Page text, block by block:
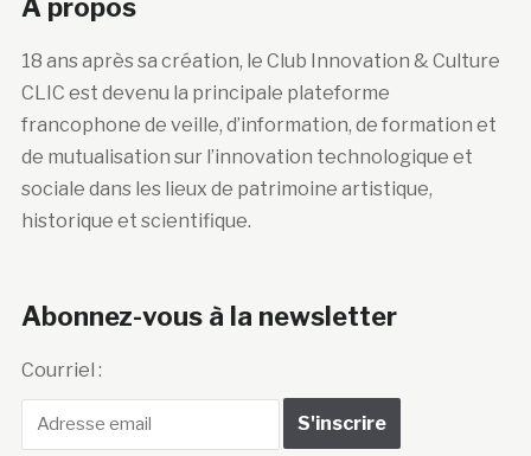
CLIC est devenu la principale plateforme
francophone de veille, d’information, de formation et
de mutualisation sur l’innovation technologique et
sociale dans les lieux de patrimoine artistique,
historique et scientifique.